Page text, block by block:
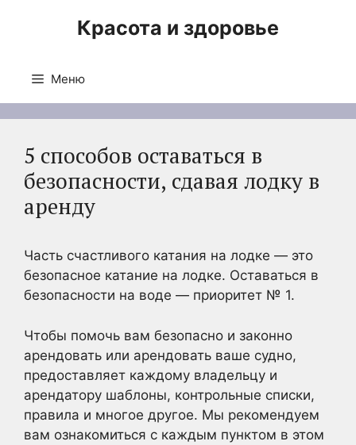
Красота и здоровье
Меню
5 способов оставаться в
безопасности, сдавая лодку в
аренду
Часть счастливого катания на лодке — это
безопасное катание на лодке. Оставаться в
безопасности на воде — приоритет № 1.
Чтобы помочь вам безопасно и законно
арендовать или арендовать ваше судно,
предоставляет каждому владельцу и
арендатору шаблоны, контрольные списки,
правила и многое другое. Мы рекомендуем
вам ознакомиться с каждым пунктом в этом